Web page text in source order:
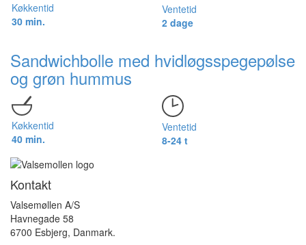
Køkkentid
30 min.
Ventetid
2 dage
Sandwichbolle med hvidløgsspegepølse
og grøn hummus
Køkkentid
40 min.
Ventetid
8-24 t
Kontakt
Valsemøllen A/S
Havnegade 58
6700 Esbjerg, Danmark.